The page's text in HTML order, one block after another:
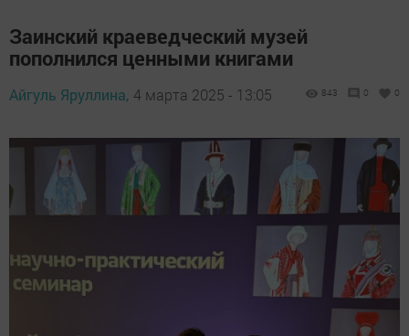
Заинский краеведческий музей
пополнился ценными книгами
Айгуль Яруллина, 4 марта 2025 - 13:05 843 0 0